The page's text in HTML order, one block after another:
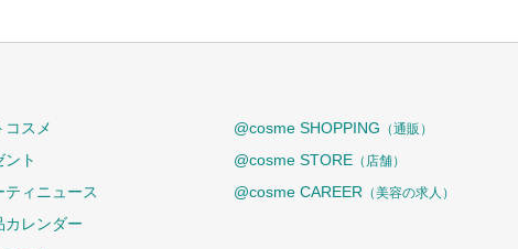
コスメ
ント
ティニュース
カレンダー
@cosme SHOPPING （通販）
@cosme STORE （店舗）
@cosme CAREER （美容の求人）